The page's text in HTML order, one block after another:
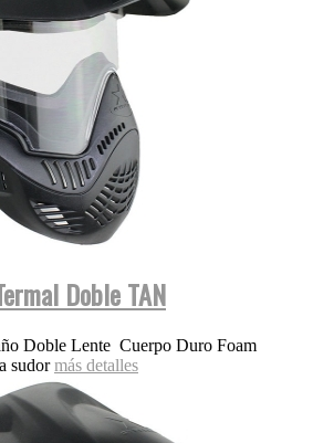
Doble TAN
Doble Lente Cuerpo Duro Foam
sudormás detalles